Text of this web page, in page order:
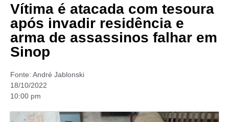
Vítima é atacada com tesoura
após invadir residência e
arma de assassinos falhar em
Sinop
Fonte: André Jablonski
18/10/2022
10:00 pm